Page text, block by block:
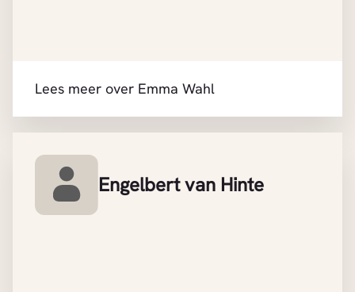
Lees meer over Emma Wahl
Engelbert van Hinte